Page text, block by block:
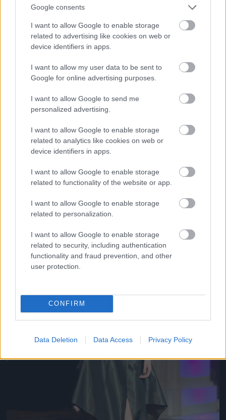
Google consents
I want to allow Google to enable storage
related to advertising like cookies on web or
device identifiers in apps.
I want to allow my user data to be sent to
Google for online advertising purposes.
I want to allow Google to send me
personalized advertising.
I want to allow Google to enable storage
related to analytics like cookies on web or
device identifiers in apps.
I want to allow Google to enable storage
related to functionality of the website or app.
I want to allow Google to enable storage
related to personalization.
I want to allow Google to enable storage
related to security, including authentication
functionality and fraud prevention, and other
user protection.
CONFIRM
Data Deletion Data Access Privacy Policy
A frakkszerű megoldás is a férfiak ruhatárából
származik
Jön még kép!